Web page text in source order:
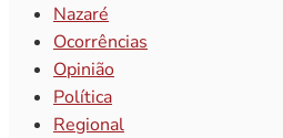
Nazaré
Ocorrências
Opinião
Política
Regional